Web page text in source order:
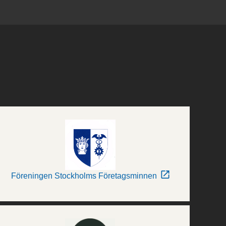
Föreningen Stockholms Företagsminnen